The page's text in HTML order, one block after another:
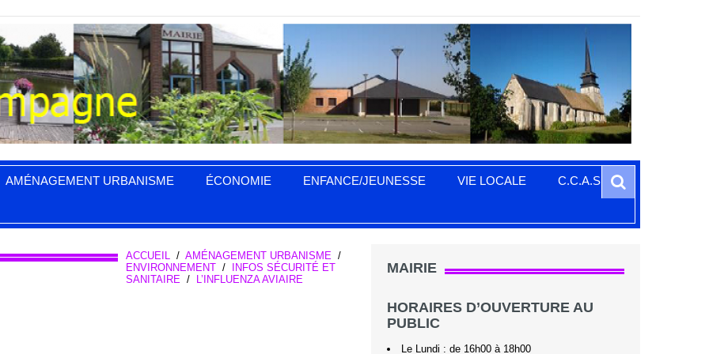
AMÉNAGEMENT URBANISME ÉCONOMIE ENFANCE/JEUNESSE VIE LOCALE C.C.A.S.
ACCUEIL / AMÉNAGEMENT URBANISME /
ENVIRONNEMENT /
INFOS SÉCURITÉ ET
SANITAIRE / L’INFLUENZA AVIAIRE
MAIRIE
HORAIRES D’OUVERTURE AU
PUBLIC
Le Lundi : de 16h00 à 18h00